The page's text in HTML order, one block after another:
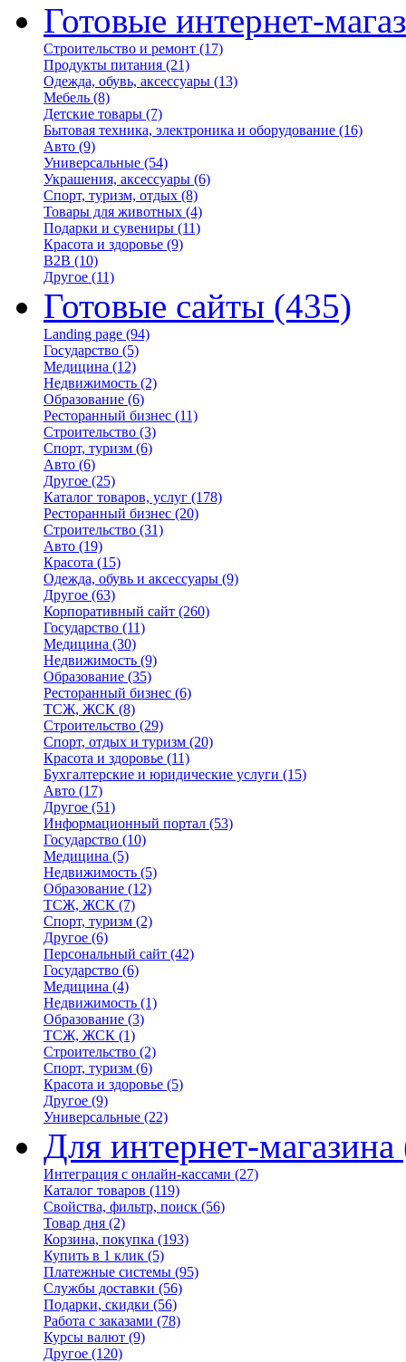
Готовые интернет-
Строительство и ремонт (17)
Продукты питания (21)
Одежда, обувь, аксессуары (13)
Мебель (8)
Детские товары (7)
Бытовая техника, электроника и оборудование (16)
Авто (9)
Универсальные (54)
Украшения, аксессуары (6)
Спорт, туризм, отдых (8)
Товары для животных (4)
Подарки и сувениры (11)
Красота и здоровье (9)
B2B (10)
Другое (11)
Готовые сайты (435)
Landing page (94)
Государство (5)
Медицина (12)
Недвижимость (2)
Образование (6)
Ресторанный бизнес (11)
Строительство (3)
Спорт, туризм (6)
Авто (6)
Другое (25)
Каталог товаров, услуг (178)
Ресторанный бизнес (20)
Строительство (31)
Авто (19)
Красота (15)
Одежда, обувь и аксессуары (9)
Другое (63)
Корпоративный сайт (260)
Государство (11)
Медицина (30)
Недвижимость (9)
Образование (35)
Ресторанный бизнес (6)
ТСЖ, ЖСК (8)
Строительство (29)
Спорт, отдых и туризм (20)
Красота и здоровье (11)
Бухгалтерские и юридические услуги (15)
Авто (17)
Другое (51)
Информационный портал (53)
Государство (10)
Медицина (5)
Недвижимость (5)
Образование (12)
ТСЖ, ЖСК (7)
Спорт, туризм (2)
Другое (6)
Персональный сайт (42)
Государство (6)
Медицина (4)
Недвижимость (1)
Образование (3)
ТСЖ, ЖСК (1)
Строительство (2)
Спорт, туризм (6)
Красота и здоровье (5)
Другое (9)
Универсальные (22)
Для интернет-магазина
Интеграция с онлайн-кассами (27)
Каталог товаров (119)
Свойства, фильтр, поиск (56)
Товар дня (2)
Корзина, покупка (193)
Купить в 1 клик (5)
Платежные системы (95)
Службы доставки (56)
Подарки, скидки (56)
Работа с заказами (78)
Курсы валют (9)
Другое (120)